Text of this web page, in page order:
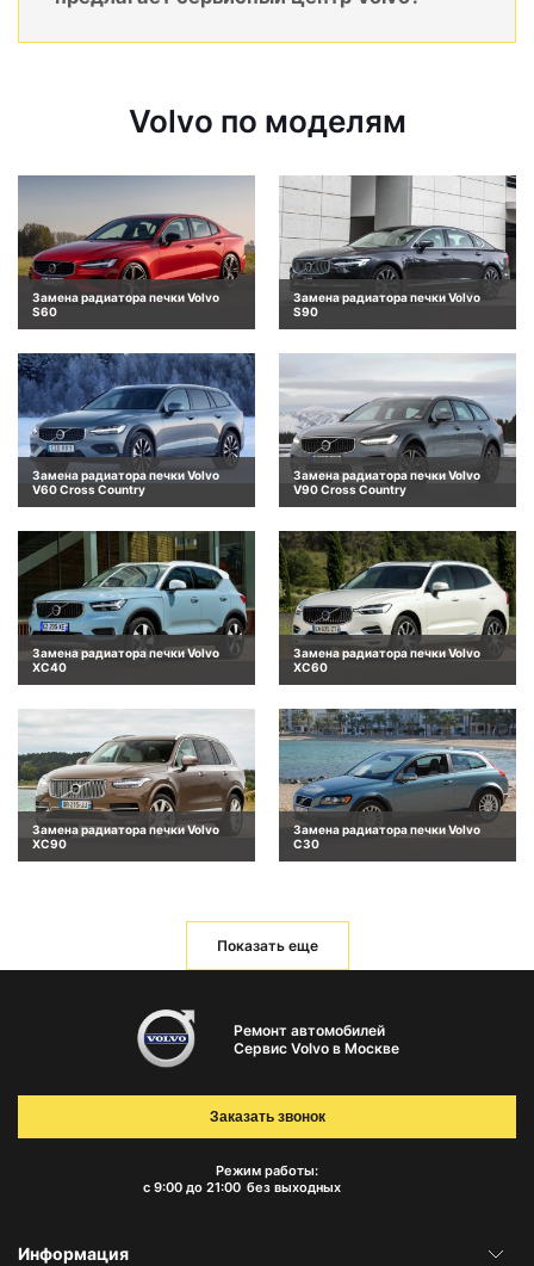
Volvo по моделям
Замена радиатора печки Volvo
S60
Замена радиатора печки Volvo
S90
Замена радиатора печки Volvo
V60 Cross Country
Замена радиатора печки Volvo
V90 Cross Country
Замена радиатора печки Volvo
XC40
Замена радиатора печки Volvo
XC60
Замена радиатора печки Volvo
XC90
Замена радиатора печки Volvo
C30
Показать еще
Ремонт автомобилей
Сервис Volvo в Москве
Режим работы:
с 9:00 до 21:00 без выходных
Заказать звонок
Информация